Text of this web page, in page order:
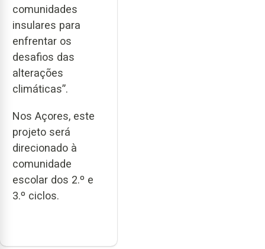
comunidades
insulares para
enfrentar os
desafios das
alterações
climáticas”.
Nos Açores, este
projeto será
direcionado à
comunidade
escolar dos 2.º e
3.º ciclos.